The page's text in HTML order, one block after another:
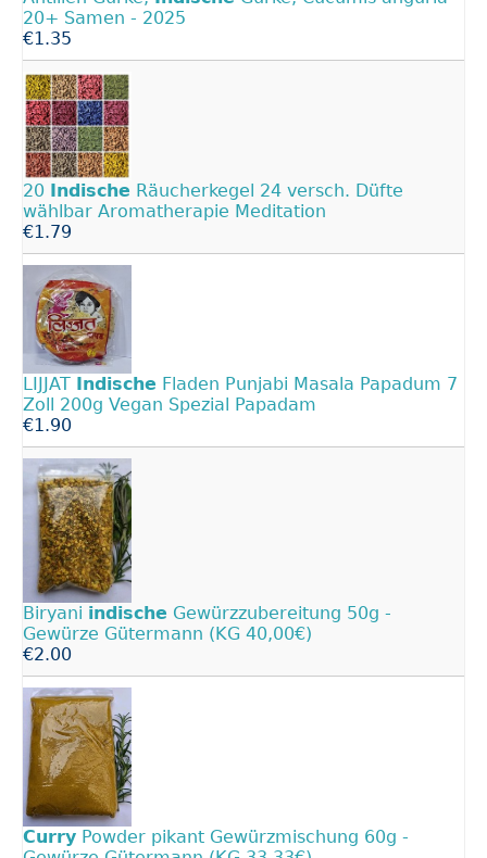
20+ Samen - 2025
€1.35
20 Indische Räucherkegel 24 versch. Düfte
wählbar Aromatherapie Meditation
€1.79
LIJJAT Indische Fladen Punjabi Masala Papadum 7
Zoll 200g Vegan Spezial Papadam
€1.90
Biryani indische Gewürzzubereitung 50g -
Gewürze Gütermann (KG 40,00€)
€2.00
Curry Powder pikant Gewürzmischung 60g -